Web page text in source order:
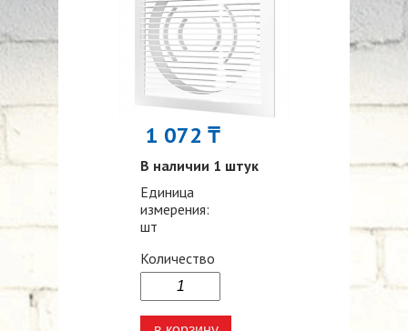
1 072 ₸
В наличии 1 штук
Единица
измерения:
шт
Количество